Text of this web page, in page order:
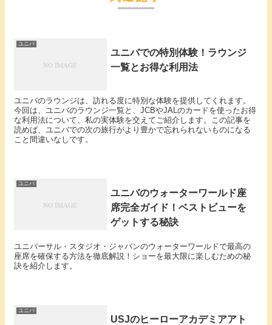
ユニバ
ユニバでの特別体験！ラウンジ
一覧とお得な利用法
ユニバのラウンジは、訪れる度に特別な体験を提供してくれます。
今回は、ユニバのラウンジ一覧と、JCBやJALのカードを使ったお得
な利用法について、私の実体験を交えてご紹介します。この記事を
読めば、ユニバでの次の旅行がより豊かで忘れられないものになる
こと間違いなしです。
ユニバ
ユニバのウォーターワールド座
席完全ガイド！ベストビューを
ゲットする秘訣
ユニバーサル・スタジオ・ジャパンのウォーターワールドで最高の
座席を確保する方法を徹底解説！ショーを最大限に楽しむための秘
訣を紹介します。
ユニバ
USJのヒーローアカデミアアト